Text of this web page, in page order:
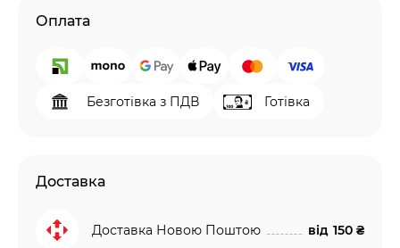
Оплата
Безготівка з ПДВ Готівка
Доставка
Доставка Новою Поштою від 150 ₴